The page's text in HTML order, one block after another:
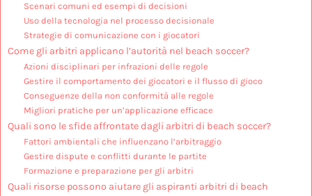
Scenari comuni ed esempi di decisioni
Uso della tecnologia nel processo decisionale
Strategie di comunicazione con i giocatori
Come gli arbitri applicano l’autorità nel beach soccer?
Azioni disciplinari per infrazioni delle regole
Gestire il comportamento dei giocatori e il flusso di gioco
Conseguenze della non conformità alle regole
Migliori pratiche per un’applicazione efficace
Quali sono le sfide affrontate dagli arbitri di beach soccer?
Fattori ambientali che influenzano l’arbitraggio
Gestire dispute e conflitti durante le partite
Formazione e preparazione per gli arbitri
Quali risorse possono aiutare gli aspiranti arbitri di beach